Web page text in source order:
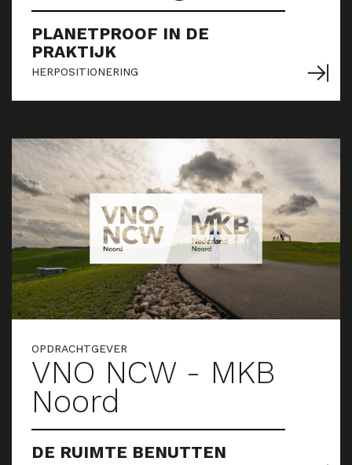
PLANETPROOF IN DE
PRAKTIJK
HERPOSITIONERING
OPDRACHTGEVER
VNO NCW - MKB
Noord
DE RUIMTE BENUTTEN